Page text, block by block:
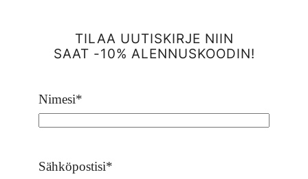
TILAA UUTISKIRJE NIIN
SAAT -10% ALENNUSKOODIN!
Nimesi*
Sähköpostisi*